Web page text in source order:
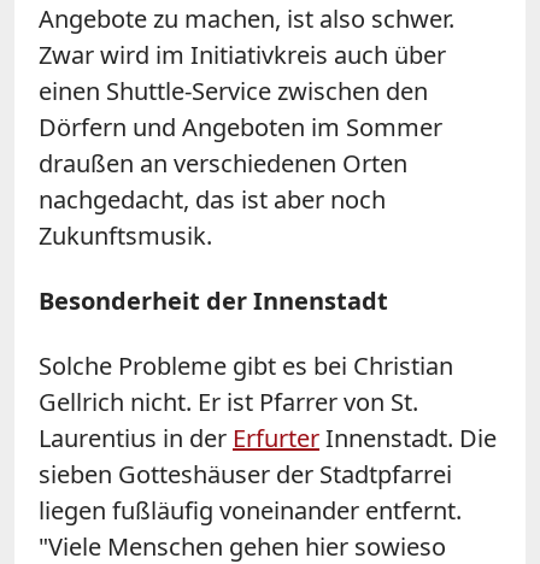
Angebote zu machen, ist also schwer.
Zwar wird im Initiativkreis auch über
einen Shuttle-Service zwischen den
Dörfern und Angeboten im Sommer
draußen an verschiedenen Orten
nachgedacht, das ist aber noch
Zukunftsmusik.
Besonderheit der Innenstadt
Solche Probleme gibt es bei Christian
Gellrich nicht. Er ist Pfarrer von St.
Laurentius in der ErfurterInnenstadt. Die
sieben Gotteshäuser der Stadtpfarrei
liegen fußläufig voneinander entfernt.
"Viele Menschen gehen hier sowieso